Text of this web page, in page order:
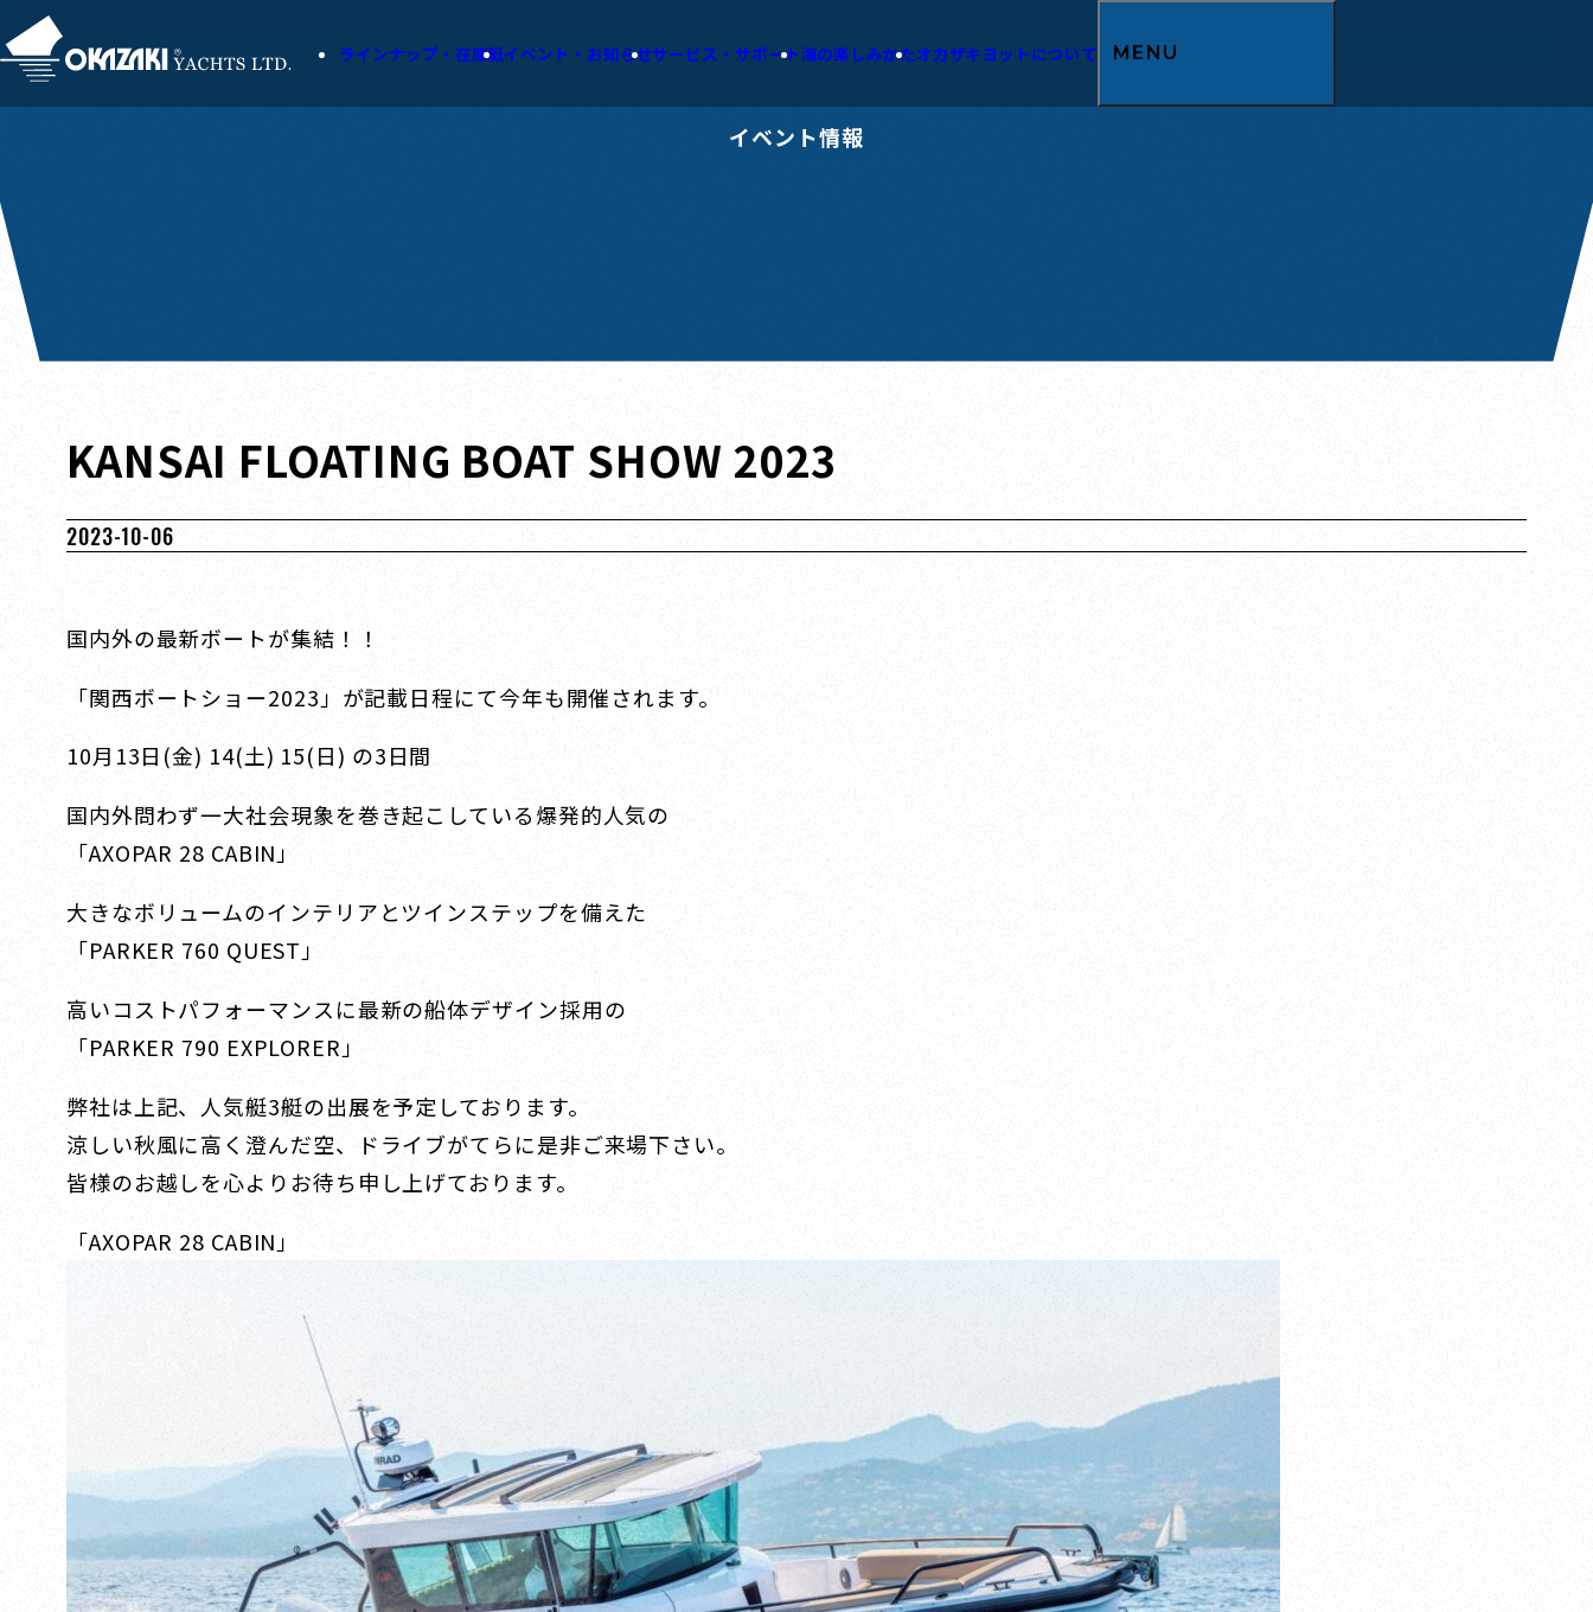
ラインナップ・在庫艇イベント・お知らせサービス・サポート海の楽しみかたオカザキヨットについて MENU
イベント情報
KANSAI FLOATING BOAT SHOW 2023
2023-10-06
国内外の最新ボートが集結！！
「関西ボートショー2023」が記載日程にて今年も開催されます。
10月13日(金) 14(土) 15(日) の3日間
国内外問わず一大社会現象を巻き起こしている爆発的人気の
「AXOPAR 28 CABIN」
大きなボリュームのインテリアとツインステップを備えた
「PARKER 760 QUEST」
高いコストパフォーマンスに最新の船体デザイン採用の
「PARKER 790 EXPLORER」
弊社は上記、人気艇3艇の出展を予定しております。
涼しい秋風に高く澄んだ空、ドライブがてらに是非ご来場下さい。
皆様のお越しを心よりお待ち申し上げております。
「AXOPAR 28 CABIN」